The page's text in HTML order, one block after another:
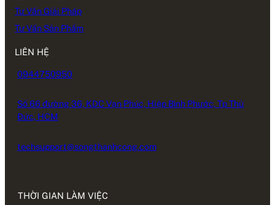
Tư Vấn Giải Pháp
Tư Vấn Sản Phẩm
LIÊN HỆ
0944750950
Số 66 đường 36, KDC Vạn Phúc, Hiệp Bình Phước, Tp Thủ
Đức, HCM
techsupport@songthanhcong.com
THỜI GIAN LÀM VIỆC